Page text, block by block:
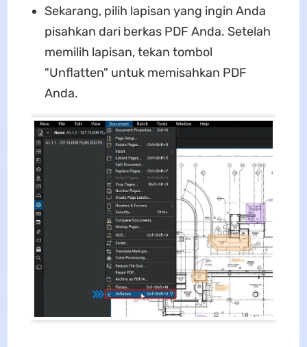
Sekarang, pilih lapisan yang ingin Anda
pisahkan dari berkas PDF Anda. Setelah
memilih lapisan, tekan tombol
"Unflatten" untuk memisahkan PDF
Anda.